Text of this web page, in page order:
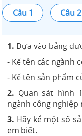
Câu 1 Câu 2
1. Dựa vào bảng
- Kể tên các ngành
- Kể tên sản phẩm
2. Quan sát hình
ngành công nghiệp
3. Hãy kể một số
em biết.